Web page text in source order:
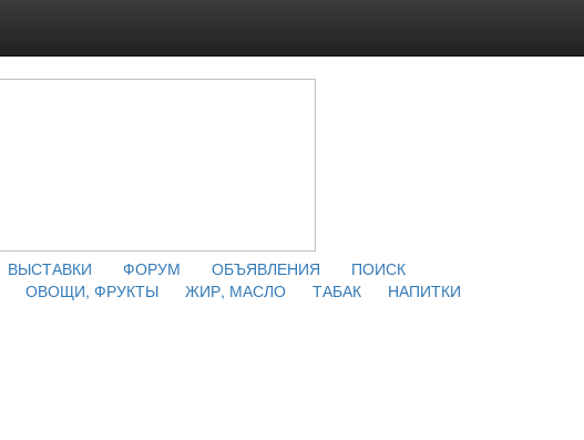
ВЫСТАВКИ ФОРУМ ОБЪЯВЛЕНИЯ
ПОИСК
ОВОЩИ, ФРУКТЫ ЖИР, МАСЛО ТАБАК
НАПИТКИ